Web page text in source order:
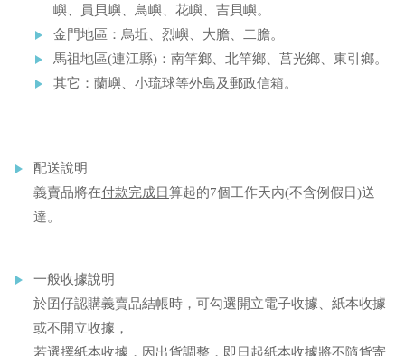
嶼、員貝嶼、鳥嶼、花嶼、吉貝嶼。
金門地區：烏坵、烈嶼、大膽、二膽。
馬祖地區(連江縣)：南竿鄉、北竿鄉、莒光鄉、東引鄉。
其它：蘭嶼、小琉球等外島及郵政信箱。
配送說明
義賣品將在付款完成日算起的7個工作天內(不含例假日)送
達。
一般收據說明
於囝仔認購義賣品結帳時，可勾選開立電子收據、紙本收據
或不開立收據，
若選擇紙本收據，因出貨調整，即日起紙本收據將不隨貨寄